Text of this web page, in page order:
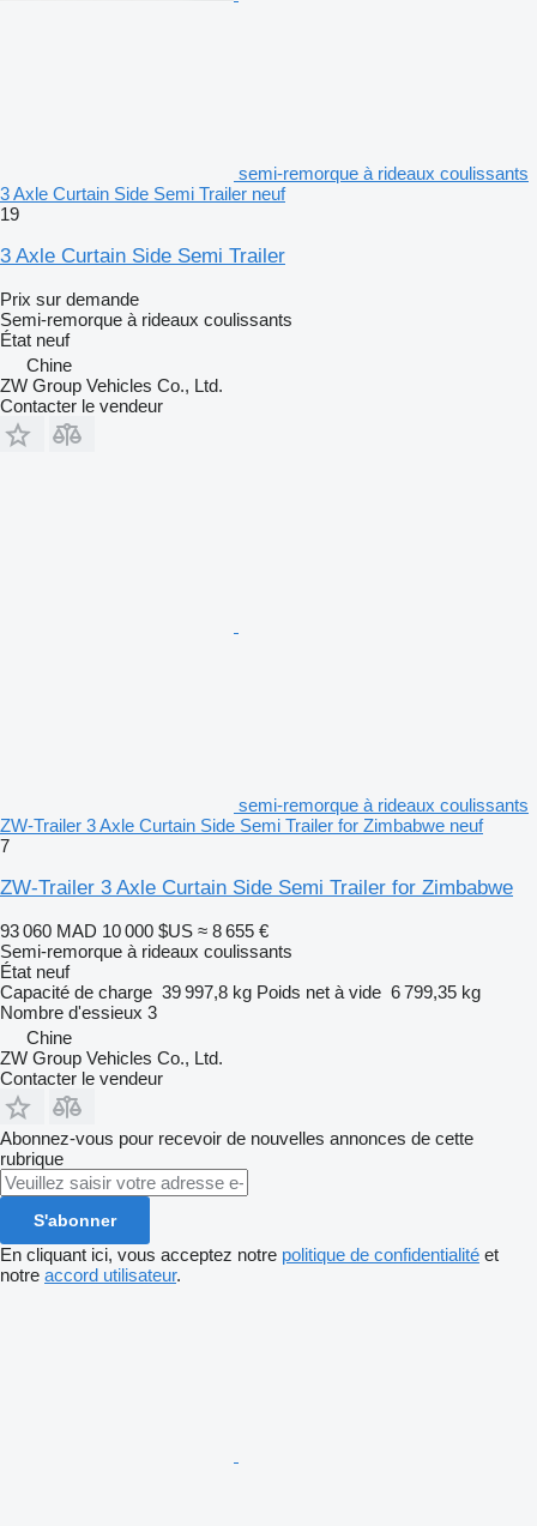
semi-remorque à rideaux coulissants
3 Axle Curtain Side Semi Trailer neuf
19
3 Axle Curtain Side Semi Trailer
Prix sur demande
Semi-remorque à rideaux coulissants
État neuf
Chine
ZW Group Vehicles Co., Ltd.
Contacter le vendeur
semi-remorque à rideaux coulissants
ZW-Trailer 3 Axle Curtain Side Semi Trailer for Zimbabwe neuf
7
ZW-Trailer 3 Axle Curtain Side Semi Trailer for Zimbabwe
93 060 MAD 10 000 $US ≈ 8 655 €
Semi-remorque à rideaux coulissants
État neuf
Capacité de charge 39 997,8 kg Poids net à vide 6 799,35 kg
Nombre d'essieux 3
Chine
ZW Group Vehicles Co., Ltd.
Contacter le vendeur
Abonnez-vous pour recevoir de nouvelles annonces de cette
rubrique
S'abonner
En cliquant ici, vous acceptez notre politique de confidentialité et
notre accord utilisateur.